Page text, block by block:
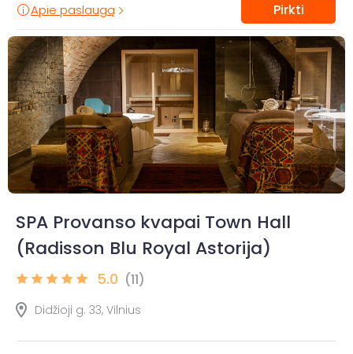
Apie paslaugą Pirkti
SPA Provanso kvapai Town Hall
(Radisson Blu Royal Astorija)
5.0 (11)
Didžioji g. 33, Vilnius